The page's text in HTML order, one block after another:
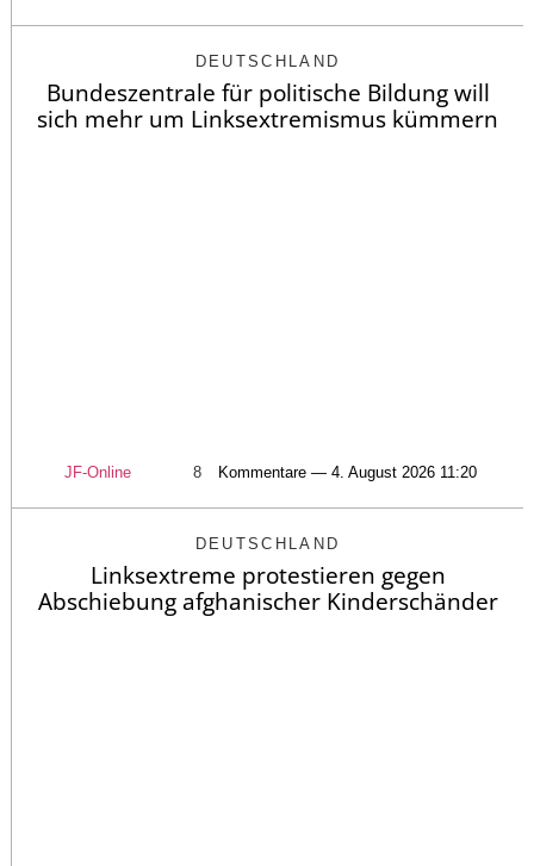
DEUTSCHLAND
Bundeszentrale für politische Bildung will
sich mehr um Linksextremismus kümmern
JF-Online 8 Kommentare — 4. August 2026 11:20
DEUTSCHLAND
Linksextreme protestieren gegen
Abschiebung afghanischer Kinderschänder